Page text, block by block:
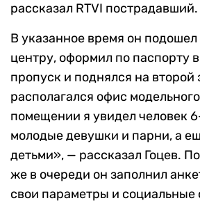
рассказал RTVI пострадавший.
В указанное время он
центру, оформил по паспорту
пропуск и поднялся на второй
располагался офис
помещении я увидел человек
молодые девушки и парни, а
детьми», — рассказал Гоцев.
же в очереди он заполнил
свои параметры и социальные